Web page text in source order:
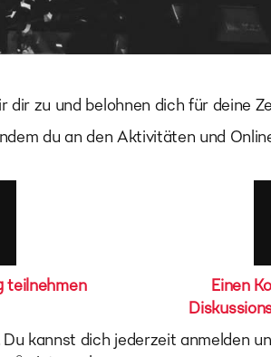
dir zu und belohnen dich für deine
du an den Aktivitäten und
teilnehmen
Einen
kannst dich jederzeit anmelden